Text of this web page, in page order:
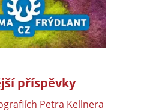
příspěvky
Petra Kellnera